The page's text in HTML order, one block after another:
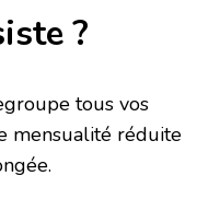
?
tous vos
mensualité réduite